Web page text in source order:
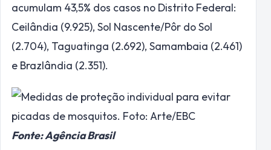
acumulam 43,5% dos casos no Distrito Federal:
Ceilândia (9.925), Sol Nascente/Pôr do Sol
(2.704), Taguatinga (2.692), Samambaia (2.461)
e Brazlândia (2.351).
Fonte: Agência Brasil